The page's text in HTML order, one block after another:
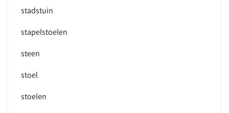
stadstuin
stapelstoelen
steen
stoel
stoelen